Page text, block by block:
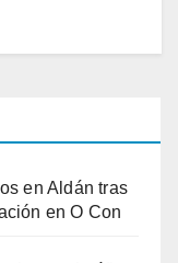
en Aldán tras
en O Con